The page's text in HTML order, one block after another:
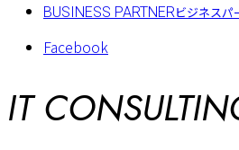
BUSINESS PARTNERビジネスパ
Facebook
IT